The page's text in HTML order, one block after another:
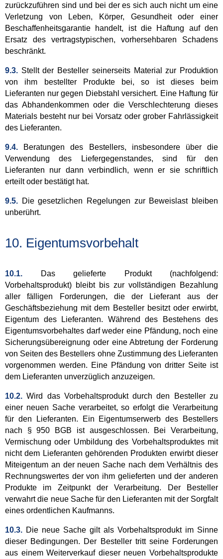
zurückzuführen sind und bei der es sich auch nicht um eine
Verletzung von Leben, Körper, Gesundheit oder einer
Beschaffenheitsgarantie handelt, ist die Haftung auf den
Ersatz des vertragstypischen, vorhersehbaren Schadens
beschränkt.
9.3. Stellt der Besteller seinerseits Material zur Produktion
von ihm bestellter Produkte bei, so ist dieses beim
Lieferanten nur gegen Diebstahl versichert. Eine Haftung für
das Abhandenkommen oder die Verschlechterung dieses
Materials besteht nur bei Vorsatz oder grober Fahrlässigkeit
des Lieferanten.
9.4.
Beratungen des Bestellers, insbesondere über die
Verwendung des Liefergegenstandes, sind für den
Lieferanten nur dann verbindlich, wenn er sie schriftlich
erteilt oder bestätigt hat.
9.5. Die gesetzlichen Regelungen zur Beweislast bleiben
unberührt.
10. Eigentumsvorbehalt
10.1.
Das gelieferte Produkt (nachfolgend:
Vorbehaltsprodukt) bleibt bis zur vollständigen Bezahlung
aller fälligen Forderungen, die der Lieferant aus der
Geschäftsbeziehung mit dem Besteller besitzt oder erwirbt,
Eigentum des Lieferanten. Während des Bestehens des
Eigentumsvorbehaltes darf weder eine Pfändung, noch eine
Sicherungsübereignung oder eine Abtretung der Forderung
von Seiten des Bestellers ohne Zustimmung des Lieferanten
vorgenommen werden. Eine Pfändung von dritter Seite ist
dem Lieferanten unverzüglich anzuzeigen.
10.2.Wird das Vorbehaltsprodukt durch den Besteller zu
einer neuen Sache verarbeitet, so erfolgt die Verarbeitung
für den Lieferanten. Ein Eigentumserwerb des Bestellers
nach § 950 BGB ist ausgeschlossen. Bei Verarbeitung,
Vermischung oder Umbildung des Vorbehaltsproduktes mit
nicht dem Lieferanten gehörenden Produkten erwirbt dieser
Miteigentum an der neuen Sache nach dem Verhältnis des
Rechnungswertes der von ihm gelieferten und der anderen
Produkte im Zeitpunkt der Verarbeitung. Der Besteller
verwahrt die neue Sache für den Lieferanten mit der Sorgfalt
eines ordentlichen Kaufmanns.
10.3. Die neue Sache gilt als Vorbehaltsprodukt im Sinne
dieser Bedingungen. Der Besteller tritt seine Forderungen
aus einem Weiterverkauf dieser neuen Vorbehaltsprodukte